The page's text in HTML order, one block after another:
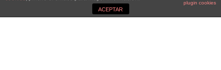
plugin cookies
ACEPTAR